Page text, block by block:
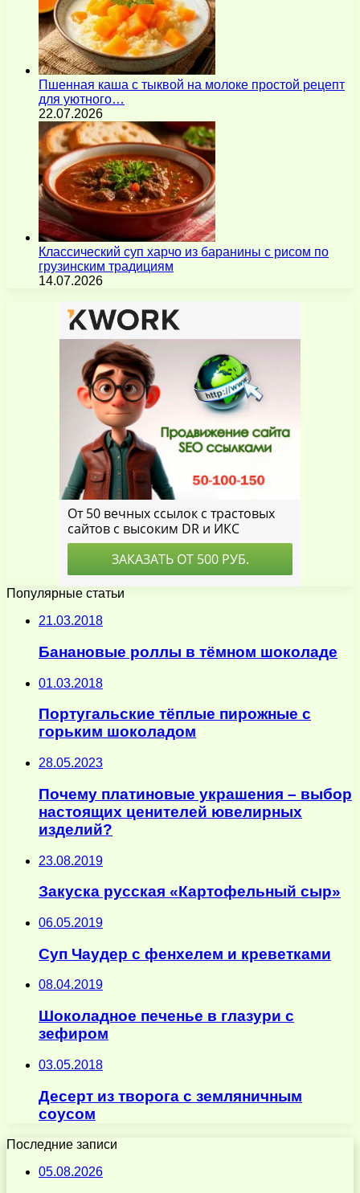
Пшенная каша с тыквой на молоке простой рецепт
для уютного…
22.07.2026
Классический суп харчо из баранины с рисом по
грузинским традициям
14.07.2026
Популярные статьи
21.03.2018
Банановые роллы в тёмном шоколаде
01.03.2018
Португальские тёплые пирожные с
горьким шоколадом
28.05.2023
Почему платиновые украшения – выбор
настоящих ценителей ювелирных
изделий?
23.08.2019
Закуска русская «Картофельный сыр»
06.05.2019
Суп Чаудер с фенхелем и креветками
08.04.2019
Шоколадное печенье в глазури с
зефиром
03.05.2018
Десерт из творога с земляничным
соусом
Последние записи
05.08.2026